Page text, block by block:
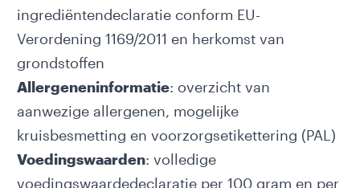
ingrediëntendeclaratie conform EU-
Verordening 1169/2011 en herkomst van
grondstoffen
Allergeneninformatie: overzicht van
aanwezige allergenen, mogelijke
kruisbesmetting en voorzorgsetikettering (PAL)
Voedingswaarden: volledige
voedingswaardedeclaratieper 100 gram en per